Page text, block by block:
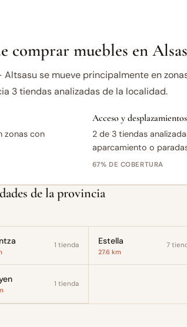
comprar muebles en
Altsasu se mueve principalmente en
3 tiendas analizadas de la localidad.
zonas con
Acceso y desplazamientos
2 de 3 tiendas
aparcamiento o
67% DE COBERTURA
de la provincia
1 tienda Estella
27.6 km
7
1 tienda